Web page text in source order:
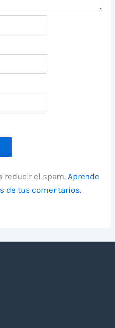
reducir el spam.Aprende
de tus comentarios.